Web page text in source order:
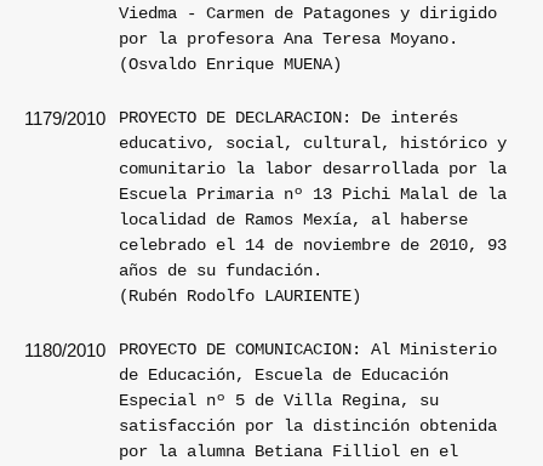
Viedma - Carmen de Patagones y dirigido
por la profesora Ana Teresa Moyano.
(Osvaldo Enrique MUENA)
1179/2010
PROYECTO DE DECLARACION: De interés
educativo, social, cultural, histórico y
comunitario la labor desarrollada por la
Escuela Primaria nº 13 Pichi Malal de la
localidad de Ramos Mexía, al haberse
celebrado el 14 de noviembre de 2010, 93
años de su fundación.
(Rubén Rodolfo LAURIENTE)
1180/2010
PROYECTO DE COMUNICACION: Al Ministerio
de Educación, Escuela de Educación
Especial nº 5 de Villa Regina, su
satisfacción por la distinción obtenida
por la alumna Betiana Filliol en el